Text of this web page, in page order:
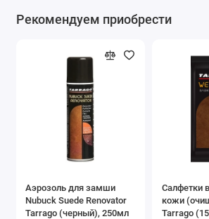
Рекомендуем приобрести
Аэрозоль для замши
Nubuck Suede Renovator
Tarrago (черный), 250мл
Салфетки
кожи
Tarrago